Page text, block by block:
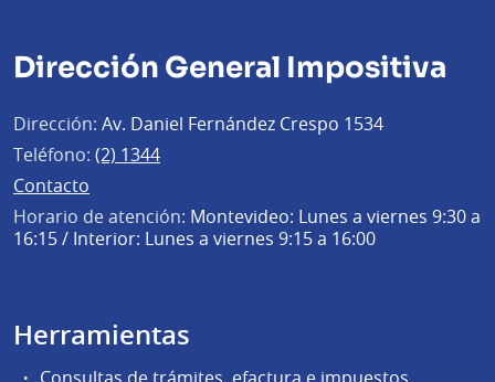
Dirección General Impositiva
Dirección: Av. Daniel Fernández Crespo 1534
Teléfono: (2) 1344
Contacto
Horario de atención: Montevideo: Lunes a viernes 9:30 a
16:15 / Interior: Lunes a viernes 9:15 a 16:00
Herramientas